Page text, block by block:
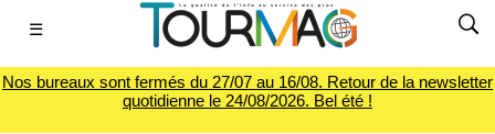
☰
Nos bureaux sont fermés du 27/07 au 16/08. Retour de la newsletter
quotidienne le 24/08/2026. Bel été !